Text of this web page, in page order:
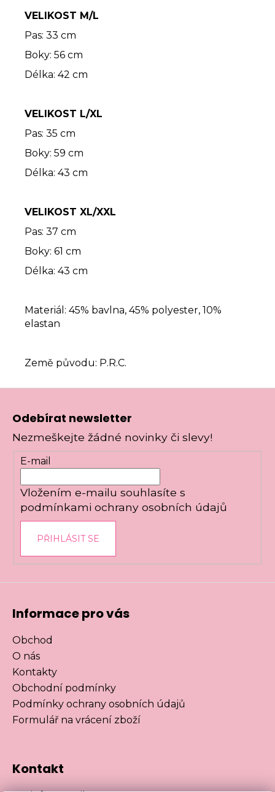
VELIKOST M/L
Pas: 33 cm
Boky: 56 cm
Délka: 42 cm
VELIKOST L/XL
Pas: 35 cm
Boky: 59 cm
Délka: 43 cm
VELIKOST XL/XXL
Pas: 37 cm
Boky: 61 cm
Délka: 43 cm
Materiál: 45% bavlna, 45% polyester, 10%
elastan
Země původu: P.R.C.
Z
Odebírat newsletter
Nezmeškejte žádné novinky či slevy!
E-mail
Vložením e-mailu souhlasíte s
podmínkami ochrany osobních údajů
PŘIHLÁSIT SE
Informace pro vás
Obchod
O nás
Kontakty
Obchodní podmínky
Podmínky ochrany osobních údajů
Formulář na vrácení zboží
Kontakt